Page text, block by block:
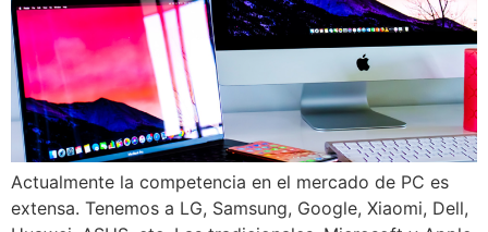
Actualmente la competencia en el mercado de PC es
extensa. Tenemos a LG, Samsung, Google, Xiaomi, Dell,